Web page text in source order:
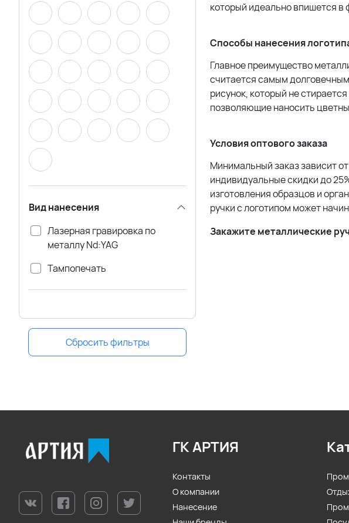
Вид нанесения
Лазерная гравировка по
металлу Nd:YAG
Тампопечать
Сбросить фильтры
который идеально впишется
Способы нанесения
Главное преимущество
считается самым
рисунок, который не
позволяющие наносить
Условия оптового заказа
Минимальный заказ зависит
индивидуальные скидки до
изготовления образцов и
ручки с логотипом может
Закажите металлические
ГК АРТИЯ
Контакты
О компании
Нанесение